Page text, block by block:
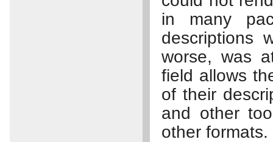
in many
descriptions
worse, was
field allows
of their
and other
other formats.